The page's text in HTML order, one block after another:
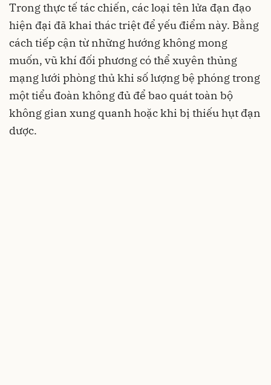
Trong thực tế tác chiến, các loại tên lửa đạn đạo
hiện đại đã khai thác triệt để yếu điểm này. Bằng
cách tiếp cận từ những hướng không mong
muốn, vũ khí đối phương có thể xuyên thủng
mạng lưới phòng thủ khi số lượng bệ phóng trong
một tiểu đoàn không đủ để bao quát toàn bộ
không gian xung quanh hoặc khi bị thiếu hụt đạn
dược.